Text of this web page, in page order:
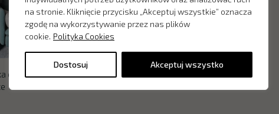
na stronie. Kliknięcie przycisku „Akceptuj wszystkie” oznacza
zgodę na wykorzystywanie przez nas plików
cookie. Polityka Cookies
Dostosuj Akceptuj wszystko
ceramiczna Showall W13